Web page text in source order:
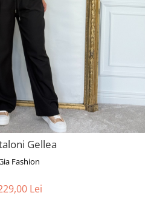
Gellea
Fashion
Lei